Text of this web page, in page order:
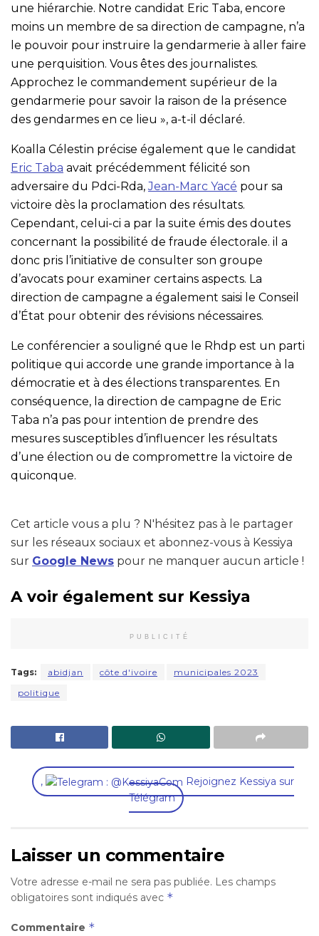
une hiérarchie. Notre candidat Eric Taba, encore
moins un membre de sa direction de campagne, n’a
le pouvoir pour instruire la gendarmerie à aller faire
une perquisition. Vous êtes des journalistes.
Approchez le commandement supérieur de la
gendarmerie pour savoir la raison de la présence
des gendarmes en ce lieu », a-t-il déclaré.
Koalla Célestin précise également que le candidat
Eric Taba avait précédemment félicité son
adversaire du Pdci-Rda,Jean-Marc Yacé pour sa
victoire dès la proclamation des résultats.
Cependant, celui-ci a par la suite émis des doutes
concernant la possibilité de fraude électorale. il a
donc pris l’initiative de consulter son groupe
d’avocats pour examiner certains aspects. La
direction de campagne a également saisi le Conseil
d’État pour obtenir des révisions nécessaires.
Le conférencier a souligné que le Rhdp est un parti
politique qui accorde une grande importance à la
démocratie et à des élections transparentes. En
conséquence, la direction de campagne de Eric
Taba n’a pas pour intention de prendre des
mesures susceptibles d’influencer les résultats
d’une élection ou de compromettre la victoire de
quiconque.
Cet article vous a plu ? N'hésitez pas à le partager
sur les réseaux sociaux et abonnez-vous à Kessiya
sur Google News pour ne manquer aucun article !
A voir également sur Kessiya
PUBLICITÉ
Tags: abidjan côte d'ivoire
municipales 2023
politique
,
Rejoignez Kessiya sur
Télégram
Laisser un commentaire
Votre adresse e-mail ne sera pas publiée. Les champs
obligatoires sont indiqués avec *
Commentaire *